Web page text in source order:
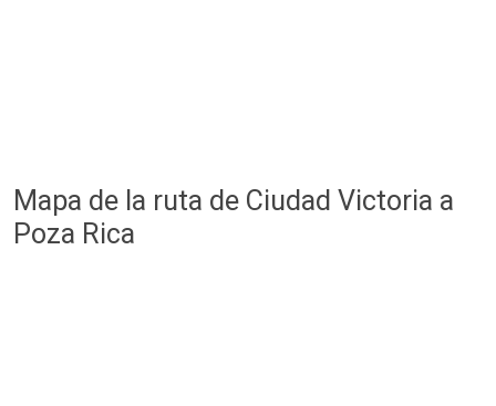
Mapa de la ruta de Ciudad Victoria a
Poza Rica